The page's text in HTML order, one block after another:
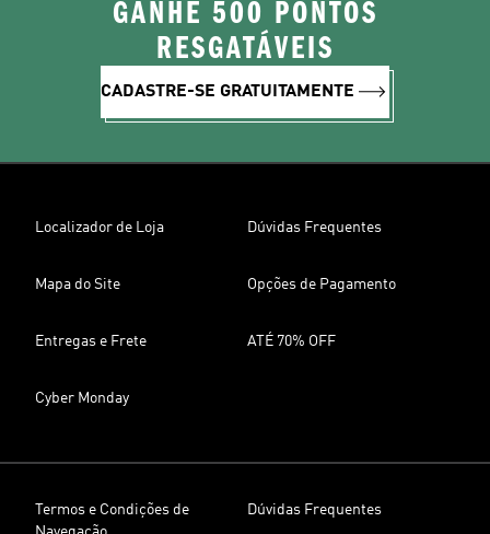
GANHE 500 PONTOS
RESGATÁVEIS
CADASTRE-SE GRATUITAMENTE
Localizador de Loja Dúvidas Frequentes
Mapa do Site Opções de Pagamento
Entregas e Frete ATÉ 70% OFF
Cyber Monday
Termos e Condições de
Dúvidas Frequentes